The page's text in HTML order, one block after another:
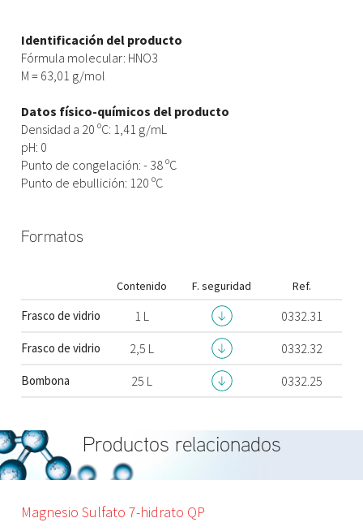
Identificación del producto
Fórmula molecular: HNO3
M = 63,01 g/mol
Datos físico-químicos del producto
Densidad a 20 ºC: 1,41 g/mL
pH: 0
Punto de congelación: - 38 ºC
Punto de ebullición: 120 ºC
Formatos
Contenido F. seguridad Ref.
Frasco de vidrio 1 L 0332.31
Frasco de vidrio 2,5 L 0332.32
Bombona 25 L 0332.25
Productos relacionados
Magnesio Sulfato 7-hidrato QP